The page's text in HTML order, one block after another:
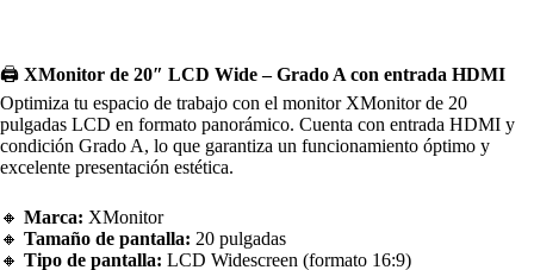
🖨️ XMonitor de 20″ LCD Wide – Grado A con entrada HDMI
Optimiza tu espacio de trabajo con el monitor XMonitor de 20
pulgadas LCD en formato panorámico. Cuenta con entrada HDMI y
condición Grado A, lo que garantiza un funcionamiento óptimo y
excelente presentación estética.
🔸 Marca: XMonitor
🔸 Tamaño de pantalla: 20 pulgadas
🔸 Tipo de pantalla: LCD Widescreen (formato 16:9)